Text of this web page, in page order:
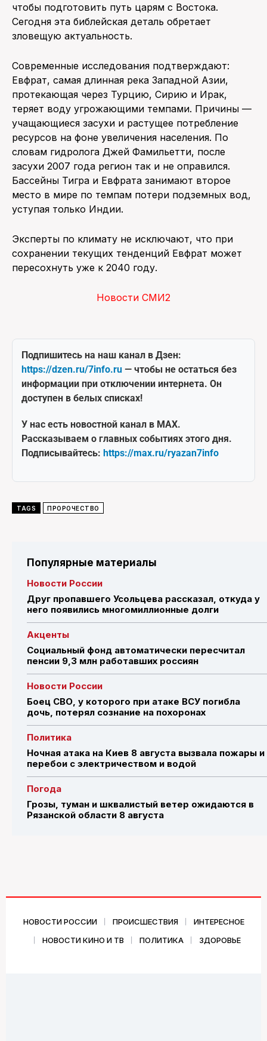
чтобы подготовить путь царям с Востока.
Сегодня эта библейская деталь обретает
зловещую актуальность.
Современные исследования подтверждают:
Евфрат, самая длинная река Западной Азии,
протекающая через Турцию, Сирию и Ирак,
теряет воду угрожающими темпами. Причины —
учащающиеся засухи и растущее потребление
ресурсов на фоне увеличения населения. По
словам гидролога Джей Фамильетти, после
засухи 2007 года регион так и не оправился.
Бассейны Тигра и Евфрата занимают второе
место в мире по темпам потери подземных вод,
уступая только Индии.
Эксперты по климату не исключают, что при
сохранении текущих тенденций Евфрат может
пересохнуть уже к 2040 году.
Новости СМИ2
Подпишитесь на наш канал в Дзен:
https://dzen.ru/7info.ru — чтобы не остаться без
информации при отключении интернета. Он
доступен в белых списках!
У нас есть новостной канал в MAX.
Рассказываем о главных событиях этого дня.
Подписывайтесь: https://max.ru/ryazan7info
TAGS ПРОРОЧЕСТВО
Популярные материалы
Новости России
Друг пропавшего Усольцева рассказал, откуда у
него появились многомиллионные долги
Акценты
Социальный фонд автоматически пересчитал
пенсии 9,3 млн работавших россиян
Новости России
Боец СВО, у которого при атаке ВСУ погибла
дочь, потерял сознание на похоронах
Политика
Ночная атака на Киев 8 августа вызвала пожары и
перебои с электричеством и водой
Погода
Грозы, туман и шквалистый ветер ожидаются в
Рязанской области 8 августа
НОВОСТИ РОССИИ ПРОИСШЕСТВИЯ
ИНТЕРЕСНОЕ
НОВОСТИ КИНО И ТВ
ПОЛИТИКА ЗДОРОВЬЕ